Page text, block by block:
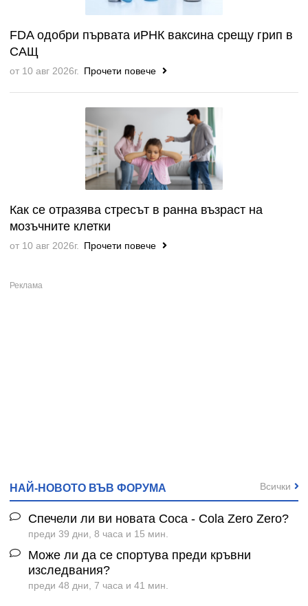
FDA одобри първата иРНК ваксина срещу грип в
САЩ
от 10 авг 2026г. Прочети повече
Как се отразява стресът в ранна възраст на
мозъчните клетки
от 10 авг 2026г. Прочети повече
НАЙ-НОВОТО ВЪВ ФОРУМА
Спечели ли ви новата Coca - Cola Zero Zero?
преди 39 дни, 8 часа и 15 мин.
Може ли да се спортува преди кръвни
изследвания?
преди 48 дни, 7 часа и 41 мин.
Всички